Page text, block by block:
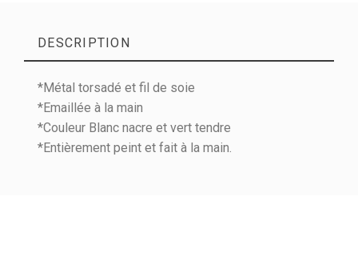
DESCRIPTION
*Métal torsadé et fil de soie
*Emaillée à la main
*Couleur Blanc nacre et vert tendre
*Entièrement peint et fait à la main.